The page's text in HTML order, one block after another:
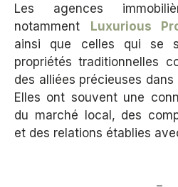
Les agences
notamment Luxurious
ainsi que celles qui se
propriétés traditionnelles
des alliées précieuses
Elles ont souvent une
du marché local, des
et des relations établies